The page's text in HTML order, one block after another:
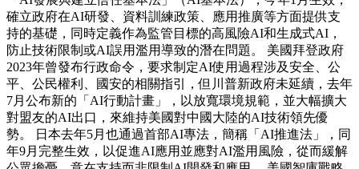
確立政府在AI研發、資料訓練政策、應用推廣等方面提供支
持的基礎，同時定義作為監管目標的高風險AI和生成式AI，
防止技術限制或AI誤用濫用導致的潛在問題。 美國拜登政府
2023年曾發布行政命令，要求制定AI使用過程涉及安全、公
平、公民權利、國安的相關指引，但川普新政府未延續，去年
7月公布新的「AI行動計畫」，以放寬環境規範，並大幅擴大
對盟友的AI出口，來維持美國對中國大陸的AI技術領先優
勢。 日本去年5月也通過首部AI專法，簡稱「AI推進法」，同
年9月完整生效，以促進AI應用並應對AI濫用風險，從而緩解